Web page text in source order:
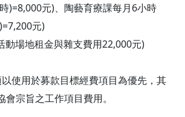
)=8,000元)、陶藝育療課每月6小時
元)
動場地租金與雜支費用22,000元)
使用於募款目標經費項目為優先，其
宗旨之工作項目費用。